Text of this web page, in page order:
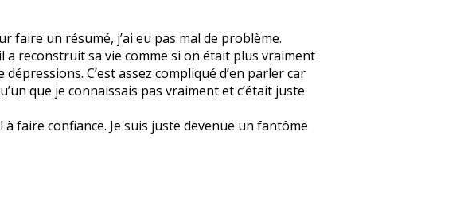
un résumé, j’ai eu pas mal de problème.
a reconstruit sa vie comme si on était plus vraiment
C’est assez compliqué d’en parler car
que je connaissais pas vraiment et c’était juste
faire confiance. Je suis juste devenue un fantôme